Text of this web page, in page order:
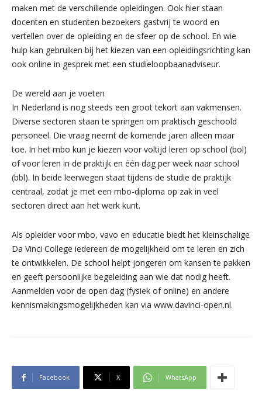
maken met de verschillende opleidingen. Ook hier staan
docenten en studenten bezoekers gastvrij te woord en
vertellen over de opleiding en de sfeer op de school. En wie
hulp kan gebruiken bij het kiezen van een opleidingsrichting kan
ook online in gesprek met een studieloopbaanadviseur.
De wereld aan je voeten
In Nederland is nog steeds een groot tekort aan vakmensen.
Diverse sectoren staan te springen om praktisch geschoold
personeel. Die vraag neemt de komende jaren alleen maar
toe. In het mbo kun je kiezen voor voltijd leren op school (bol)
of voor leren in de praktijk en één dag per week naar school
(bbl). In beide leerwegen staat tijdens de studie de praktijk
centraal, zodat je met een mbo-diploma op zak in veel
sectoren direct aan het werk kunt.
Als opleider voor mbo, vavo en educatie biedt het kleinschalige
Da Vinci College iedereen de mogelijkheid om te leren en zich
te ontwikkelen. De school helpt jongeren om kansen te pakken
en geeft persoonlijke begeleiding aan wie dat nodig heeft.
Aanmelden voor de open dag (fysiek of online) en andere
kennismakingsmogelijkheden kan via www.davinci-open.nl.
Facebook X WhatsApp